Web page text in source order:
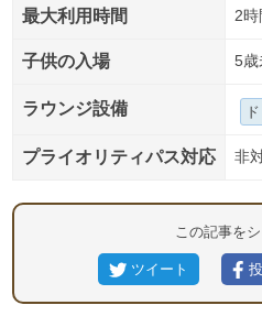
最大利用時間 2時
子供の入場 5歳
ラウンジ設備
プライオリティパス対応 非
この記事を
ツイート